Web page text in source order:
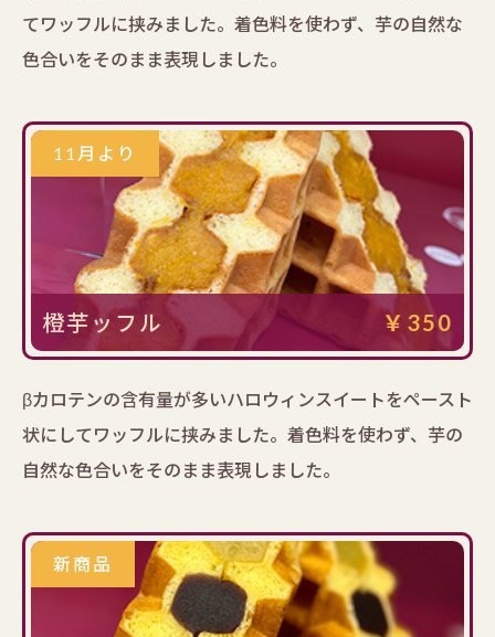
てワッフルに挟みました。着色料を使わず、芋の自然な
色合いをそのまま表現しました。
11月より
橙芋ッフル ￥350
βカロテンの含有量が多いハロウィンスイートをペースト
状にしてワッフルに挟みました。着色料を使わず、芋の
自然な色合いをそのまま表現しました。
新商品